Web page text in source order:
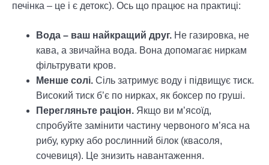
печінка – це і є детокс). Ось що працює на практиці:
Вода – ваш найкращий друг. Не газировка, не
кава, а звичайна вода. Вона допомагає ниркам
фільтрувати кров.
Менше солі. Сіль затримує воду і підвищує тиск.
Високий тиск б’є по нирках, як боксер по груші.
Перегляньте раціон. Якщо ви м’ясоїд,
спробуйте замінити частину червоного м’яса на
рибу, курку або рослинний білок (квасоля,
сочевиця). Це знизить навантаження.